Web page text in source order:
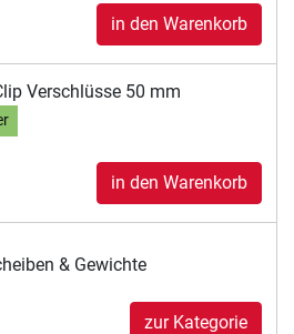
in den Warenkorb
Verschlüsse 50 mm
in den Warenkorb
& Gewichte
zur Kategorie